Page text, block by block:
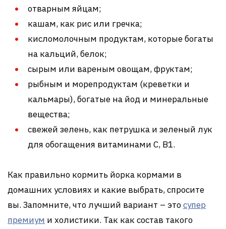
отварным яйцам;
кашам, как рис или гречка;
кисломолочным продуктам, которые богаты
на кальций, белок;
сырым или вареным овощам, фруктам;
рыбным и морепродуктам (креветки и
кальмары), богатые на йод и минеральные
вещества;
свежей зелень, как петрушка и зеленый лук
для обогащения витаминами C, В1.
Как правильно кормить йорка кормами в
домашних условиях и какие выбрать, спросите
вы. Запомните, что лучший вариант – этосупер
премиум и холистики. Так как состав такого